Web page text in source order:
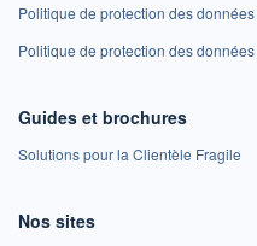
Politique de protection des
Politique de protection des
Guides et brochures
Solutions pour la Clientèle Fragile
Nos sites